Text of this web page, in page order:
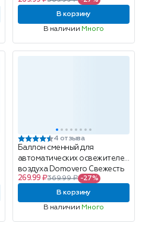
В корзину
В наличии Много
4 отзыва
Баллон сменный для
автоматических освежителей
воздуха Domovero Свежесть
горного водопада,
универсальный, 250мл
269.99 ₽369.99 ₽ -27%
В корзину
В наличии Много